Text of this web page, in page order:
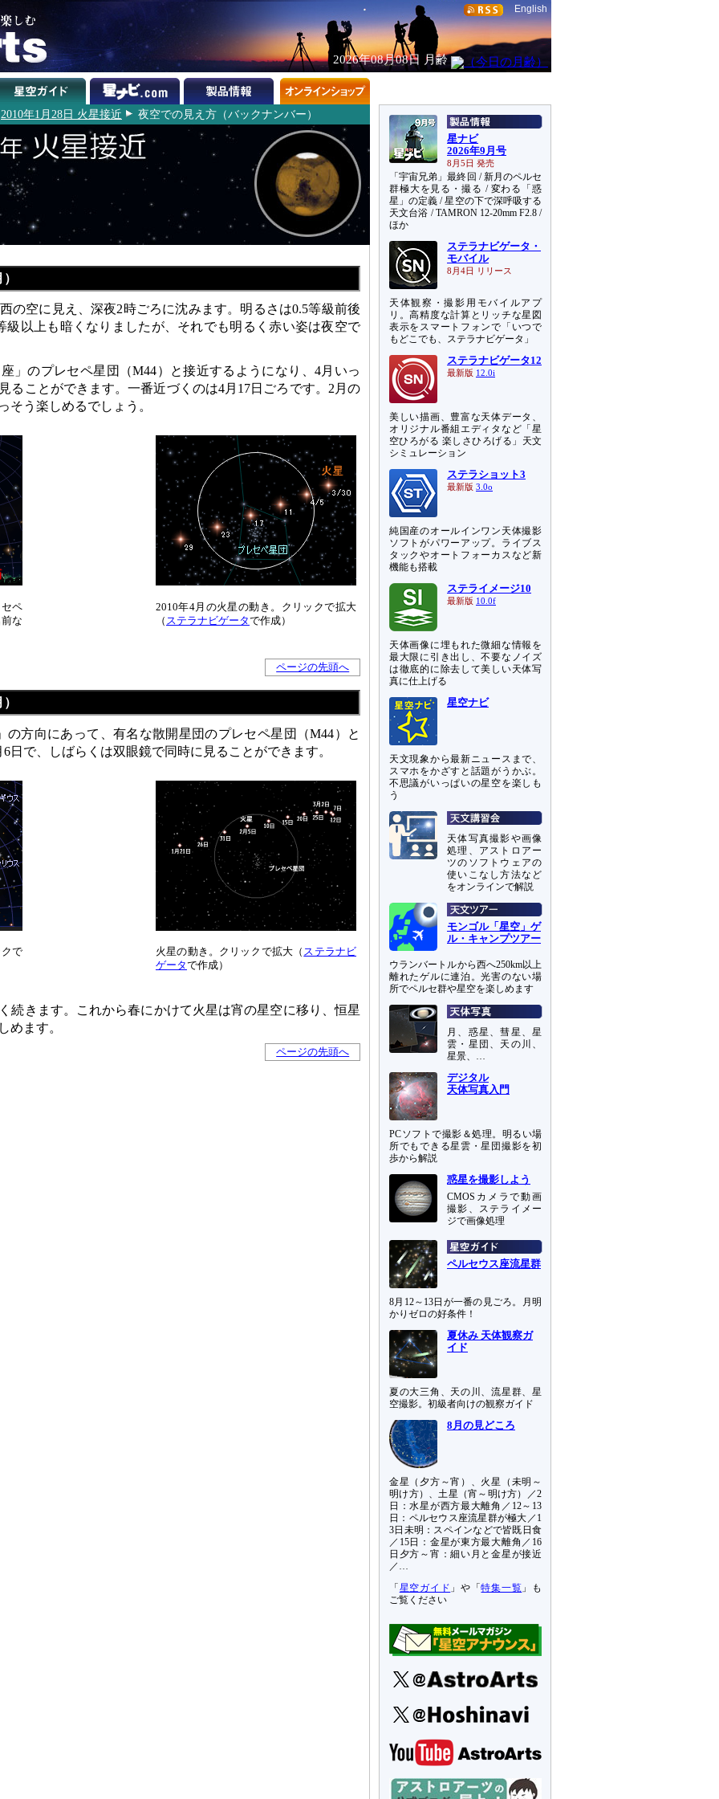
English
2026年08月08日 月齢
2010年1月28日 火星接近 夜空での見え方（バックナンバー）
の空に見え、深夜2時ごろに沈みます。明るさは0.5等級前後
級以上も暗くなりましたが、それでも明るく赤い姿は夜空で
」のプレセペ星団（M44）と接近するようになり、4月いっ
ることができます。一番近づくのは4月17日ごろです。2月の
そう楽しめるでしょう。
ペ
な
2010年4月の火星の動き。クリックで拡大
（ ステラナビゲータで作成）
ページの先頭へ
の方向にあって、有名な散開星団のプレセペ星団（M44）と
日で、しばらくは双眼鏡で同時に見ることができます。
で
火星の動き。クリックで拡大（ ステラナビ
ゲータで作成）
続きます。これから春にかけて火星は宵の星空に移り、恒星
めます。
ページの先頭へ
星ナビ
2026年9月号
8月5日 発売
「宇宙兄弟」最終回 / 新月のペルセ
群極大を見る・撮る / 変わる「惑
星」の定義 / 星空の下で深呼吸する
天文台浴 / TAMRON 12-20mm F2.8 /
ほか
ステラナビゲータ・
モバイル
8月4日 リリース
天体観察・撮影用モバイルアプ
リ。高精度な計算とリッチな星図
表示をスマートフォンで「いつで
もどこでも、ステラナビゲータ」
ステラナビゲータ12
最新版 12.0i
美しい描画、豊富な天体データ、
オリジナル番組エディタなど「星
空ひろがる 楽しさひろげる」天文
シミュレーション
ステラショット3
最新版 3.0o
純国産のオールインワン天体撮影
ソフトがパワーアップ。ライブス
タックやオートフォーカスなど新
機能も搭載
ステライメージ10
最新版 10.0f
天体画像に埋もれた微細な情報を
最大限に引き出し、不要なノイズ
は徹底的に除去して美しい天体写
真に仕上げる
星空ナビ
天文現象から最新ニュースまで、
スマホをかざすと話題がうかぶ。
不思議がいっぱいの星空を楽しも
う
天体写真撮影や画像
処理、アストロアー
ツのソフトウェアの
使いこなし方法など
をオンラインで解説
モンゴル「星空」ゲ
ル・キャンプツアー
ウランバートルから西へ250km以上
離れたゲルに連泊。光害のない場
所でペルセ群や星空を楽しめます
月、惑星、彗星、星
雲・星団、天の川、
星景、…
デジタル
天体写真入門
PCソフトで撮影＆処理。明るい場
所でもできる星雲・星団撮影を初
歩から解説
惑星を撮影しよう
CMOSカメラで動画
撮影、ステライメー
ジで画像処理
ペルセウス座流星群
8月12～13日が一番の見ごろ。月明
かりゼロの好条件！
夏休み 天体観察ガ
イド
夏の大三角、天の川、流星群、星
空撮影。初級者向けの観察ガイド
8月の見どころ
金星（夕方～宵）、火星（未明～
明け方）、土星（宵～明け方）／2
日：水星が西方最大離角／12～13
日：ペルセウス座流星群が極大／1
3日未明：スペインなどで皆既日食
／15日：金星が東方最大離角／16
日夕方～宵：細い月と金星が接近
／…
「 星空ガイド 」や「特集一覧 」も
ご覧ください